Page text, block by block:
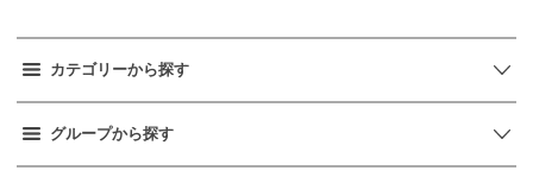
カテゴリーから探す
グループから探す